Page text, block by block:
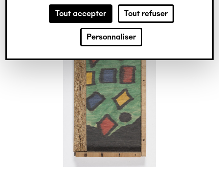
Tout accepter Tout refuser
Personnaliser